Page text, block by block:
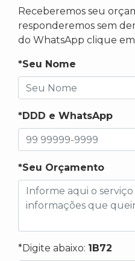
Receberemos seu
responderemos sem
do WhatsApp clique
*Seu Nome
*DDD e WhatsApp
*Seu Orçamento
*Digite abaixo: 1B72